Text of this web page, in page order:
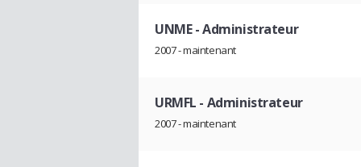
UNME- Administrateur
2007 - maintenant
URMFL - Administrateur
2007 - maintenant